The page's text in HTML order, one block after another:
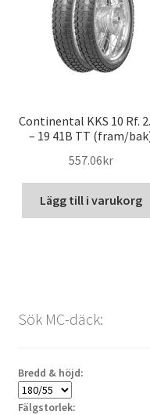
Continental KKS 10 Rf.
– 19 41B TT (fram/
557.06kr
Lägg till i varukorg
Sök MC-däck:
Bredd & höjd:
Fälgstorlek: